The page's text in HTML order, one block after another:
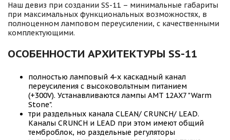
Наш девиз при создании SS-11 – минимальные габариты
при максимальных функциональных возможностях, в
полноценном ламповом переусилении, с качественными
комплектующими.
ОСОБЕННОСТИ АРХИТЕКТУРЫ SS-11
полностью ламповый 4-х каскадный канал
переусиления с высоковольтным питанием
(+300V). Устанавливаются лампы AMT 12AX7 "Warm
Stone".
три раздельных канала CLEAN/ CRUNCH/ LEAD.
Каналы CRUNCH и LEAD при этом имеют общий
темброблок, но раздельные регуляторы